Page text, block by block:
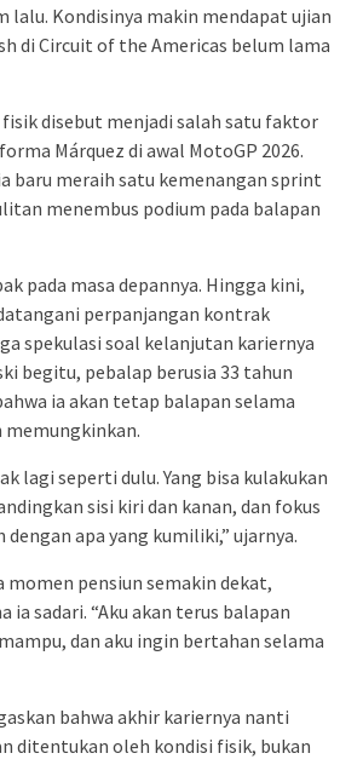
lalu. Kondisinya makin mendapat ujian
di Circuit of the Americas belum lama
disebut menjadi salah satu faktor
Márquez di awal MotoGP 2026.
baru meraih satu kemenangan sprint
menembus podium pada balapan
pada masa depannya. Hingga kini,
perpanjangan kontrak
spekulasi soal kelanjutan kariernya
begitu, pebalap berusia 33 tahun
ia akan tetap balapan selama
memungkinkan.
lagi seperti dulu. Yang bisa kulakukan
sisi kiri dan kanan, dan fokus
apa yang kumiliki,” ujarnya.
momen pensiun semakin dekat,
ia sadari. “Aku akan terus balapan
dan aku ingin bertahan selama
bahwa akhir kariernya nanti
ditentukan oleh kondisi fisik, bukan